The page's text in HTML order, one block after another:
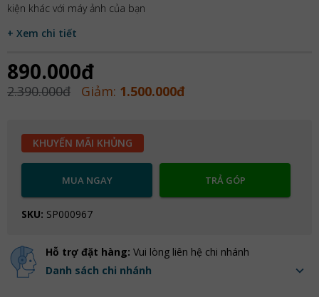
kiện khác với máy ảnh của bạn
+ Xem chi tiết
890.000đ
2.390.000đ Giảm: 1.500.000đ
KHUYẾN MÃI KHỦNG
MUA NGAY TRẢ GÓP
SKU: SP000967
Hỗ trợ đặt hàng: Vui lòng liên hệ chi nhánh
Danh sách chi nhánh